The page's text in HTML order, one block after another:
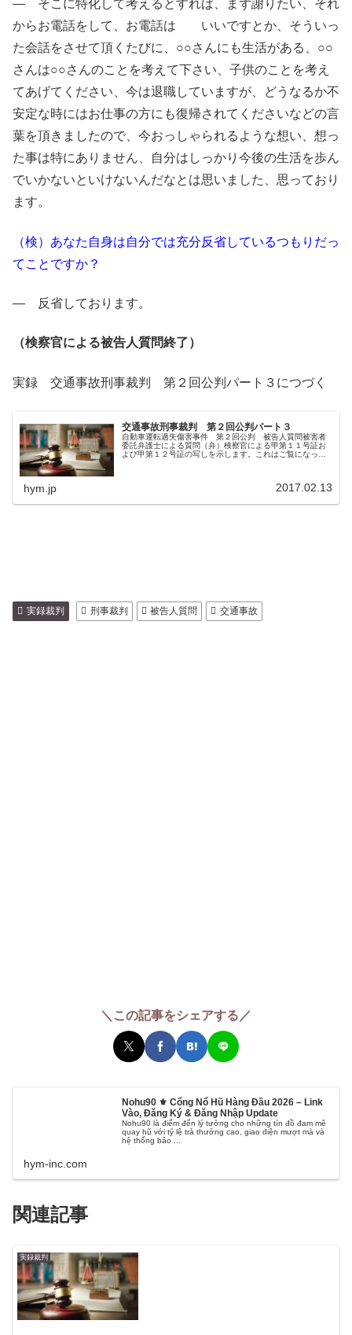
― そこに特化して考えるとすれば、まず謝りたい、それ
からお電話をして、お電話は いいですとか、そういっ
た会話をさせて頂くたびに、○○さんにも生活がある、○○
さんは○○さんのことを考えて下さい、子供のことを考え
てあげてください、今は退職していますが、どうなるか不
安定な時にはお仕事の方にも復帰されてくださいなどの言
葉を頂きましたので、今おっしゃられるような想い、想っ
た事は特にありません、自分はしっかり今後の生活を歩ん
でいかないといけないんだなとは思いました、思っており
ます。
（検）あなた自身は自分では充分反省しているつもりだっ
てことですか？
― 反省しております。
（検察官による被告人質問終了）
実録 交通事故刑事裁判 第２回公判パート３につづく
交通事故刑事裁判 第２回公判パート３
自動車運転過失傷害事件 第２回公判 被告人質問被害者
委託弁護士による質問（弁）検察官による甲第１１号証お
よび甲第１２号証の写しを示します。これはご覧になった
hym.jp 2017.02.13
実録裁判 刑事裁判 被告人質問 交通事故
＼この記事をシェアする／
Nohu90 ⚜️ Cổng Nổ Hũ Hàng Đầu 2026 – Link
Vào, Đăng Ký & Đăng Nhập Update
Nohu90 là điểm đến lý tưởng cho những tín đồ đam mê
quay hũ với tỷ lệ trả thưởng cao, giao diện mượt mà và
hệ thống bảo ...
hym-inc.com
関連記事
実録裁判